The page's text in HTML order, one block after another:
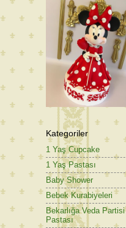
Kategoriler
1 Yaş Cupcake
1 Yaş Pastası
Baby Shower
Bebek Kurabiyeleri
Bekarlığa Veda Partisi
Pastası